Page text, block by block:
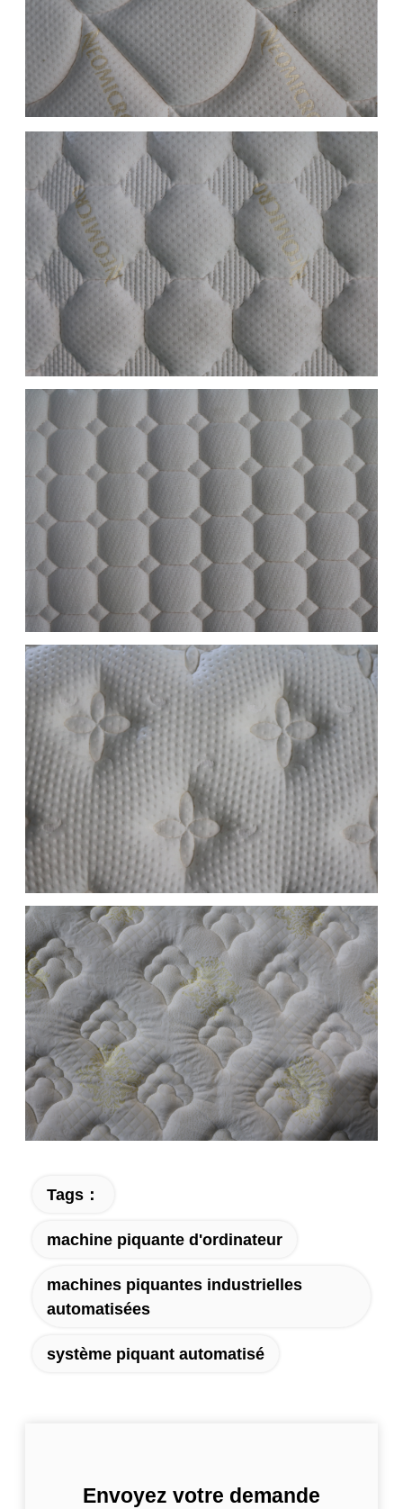
Tags：
machine piquante d'ordinateur
machines piquantes industrielles
automatisées
système piquant automatisé
Envoyez votre demande